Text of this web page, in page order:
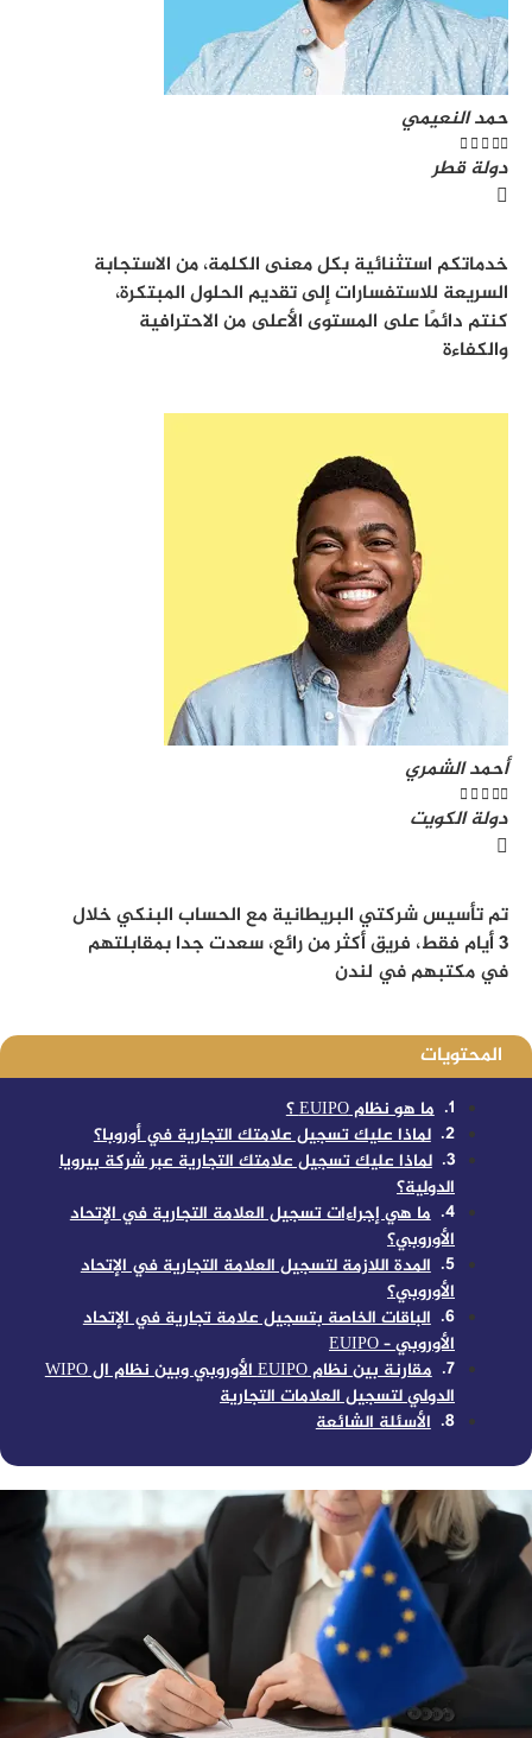
حمد النعيمي
   
دولة قطر
خدماتكم استثنائية بكل معنى الكلمة، من الاستجابة
السريعة للاستفسارات إلى تقديم الحلول المبتكرة،
كنتم دائمًا على المستوى الأعلى من الاحترافية
والكفاءة
أحمد الشمري
   
دولة الكويت
تم تأسيس شركتي البريطانية مع الحساب البنكي خلال
3 أيام فقط، فريق أكثر من رائع، سعدت جدا بمقابلتهم
في مكتبهم في لندن
المحتويات
ما هو نظام EUIPO ؟
لماذا عليك تسجيل علامتك التجارية في أوروبا؟
لماذا عليك تسجيل علامتك التجارية عبر شركة بيرويا
الدولية؟
ما هي إجراءات تسجيل العلامة التجارية في الإتحاد
الأوروبي؟
المدة اللازمة لتسجيل العلامة التجارية في الإتحاد
الأوروبي؟
الباقات الخاصة بتسجيل علامة تجارية في الإتحاد
الأوروبي – EUIPO
مقارنة بين نظام EUIPO الأوروبي وبين نظام ال WIPO
الدولي لتسجيل العلامات التجارية
الأسئلة الشائعة